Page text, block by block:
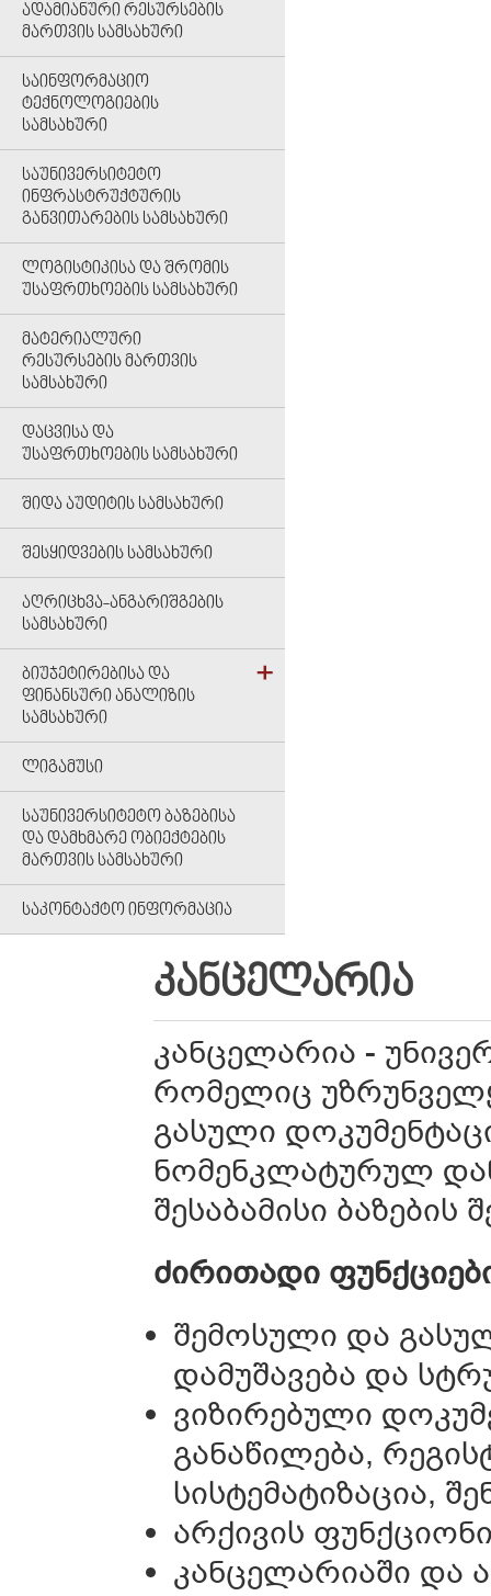
ᲐᲓᲐᲛᲘᲐᲜᲣᲠᲘ ᲠᲔᲡᲣᲠᲡᲔᲑᲘᲡ
ᲛᲐᲠᲗᲕᲘᲡ ᲡᲐᲛᲡᲐᲮᲣᲠᲘ
ᲡᲐᲘᲜᲤᲝᲠᲛᲐᲪᲘᲝ
ᲢᲔᲥᲜᲝᲚᲝᲒᲘᲔᲑᲘᲡ
ᲡᲐᲛᲡᲐᲮᲣᲠᲘ
ᲡᲐᲣᲜᲘᲕᲔᲠᲡᲘᲢᲔᲢᲝ
ᲘᲜᲤᲠᲐᲡᲢᲠᲣᲥᲢᲣᲠᲘᲡ
ᲒᲐᲜᲕᲘᲗᲐᲠᲔᲑᲘᲡ ᲡᲐᲛᲡᲐᲮᲣᲠᲘ
ᲚᲝᲒᲘᲡᲢᲘᲙᲘᲡᲐ ᲓᲐ ᲨᲠᲝᲛᲘᲡ
ᲣᲡᲐᲤᲠᲗᲮᲝᲔᲑᲘᲡ ᲡᲐᲛᲡᲐᲮᲣᲠᲘ
ᲛᲐᲢᲔᲠᲘᲐᲚᲣᲠᲘ
ᲠᲔᲡᲣᲠᲡᲔᲑᲘᲡ ᲛᲐᲠᲗᲕᲘᲡ
ᲡᲐᲛᲡᲐᲮᲣᲠᲘ
ᲓᲐᲪᲕᲘᲡᲐ ᲓᲐ
ᲣᲡᲐᲤᲠᲗᲮᲝᲔᲑᲘᲡ ᲡᲐᲛᲡᲐᲮᲣᲠᲘ
ᲨᲘᲓᲐ ᲐᲣᲓᲘᲢᲘᲡ ᲡᲐᲛᲡᲐᲮᲣᲠᲘ
ᲨᲔᲡᲧᲘᲓᲕᲔᲑᲘᲡ ᲡᲐᲛᲡᲐᲮᲣᲠᲘ
ᲐᲦᲠᲘᲪᲮᲕᲐ-ᲐᲜᲒᲐᲠᲘᲨᲒᲔᲑᲘᲡ
ᲡᲐᲛᲡᲐᲮᲣᲠᲘ
ᲑᲘᲣᲯᲔᲢᲘᲠᲔᲑᲘᲡᲐ ᲓᲐ
ᲤᲘᲜᲐᲜᲡᲣᲠᲘ ᲐᲜᲐᲚᲘᲖᲘᲡ
ᲡᲐᲛᲡᲐᲮᲣᲠᲘ
ᲚᲘᲒᲐᲛᲣᲡᲘ
ᲡᲐᲣᲜᲘᲕᲔᲠᲡᲘᲢᲔᲢᲝ ᲑᲐᲖᲔᲑᲘᲡᲐ
ᲓᲐ ᲓᲐᲛᲮᲛᲐᲠᲔ ᲝᲑᲘᲔᲥᲢᲔᲑᲘᲡ
ᲛᲐᲠᲗᲕᲘᲡ ᲡᲐᲛᲡᲐᲮᲣᲠᲘ
ᲡᲐᲙᲝᲜᲢᲐᲥᲢᲝ ᲘᲜᲤᲝᲠᲛᲐᲪᲘᲐ
ᲙᲐᲜᲪᲔᲚᲐᲠᲘᲐ
კანცელარია -
რომელიც
გასული
ნომენკლატურულ
შესაბამისი ბაზების
ძირითადი
შემოსული და
დამუშავება და
ვიზირებული
განაწილება,
სისტემატიზაცია,
არქივის
კანცელარიაში და